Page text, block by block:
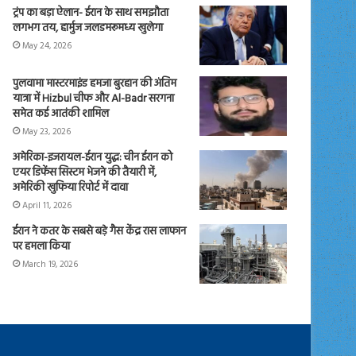
ट्रंप का बड़ा ऐलान- ईरान के साथ समझौता
लगभग तय, हार्मुज जलडमरूमध्य खुलेगा
May 24, 2026
पुलवामा मास्टरमाइंड हमजा बुरहान की अंतिम
यात्रा में Hizbul चीफ और Al-Badr सरगना
समेत कई आतंकी शामिल
May 23, 2026
अमेरिका-इजरायल-ईरान युद्ध: चीन ईरान को
एयर डिफेंस सिस्टम भेजने की तैयारी में,
अमेरिकी खुफिया रिपोर्ट में दावा
April 11, 2026
ईरान ने कतर के सबसे बड़े गैस केंद्र रास लाफान
पर हमला किया
March 19, 2026